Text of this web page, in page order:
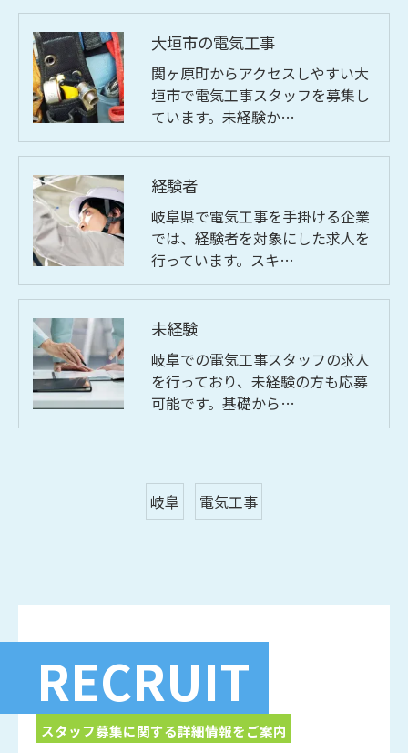
大垣市の電気工事
関ヶ原町からアクセスしやすい大
垣市で電気工事スタッフを募集し
ています。未経験か…
経験者
岐阜県で電気工事を手掛ける企業
では、経験者を対象にした求人を
行っています。スキ…
未経験
岐阜での電気工事スタッフの求人
を行っており、未経験の方も応募
可能です。基礎から…
岐阜 電気工事
スタッフ募集に関する詳細情報をご案内
RECRUIT